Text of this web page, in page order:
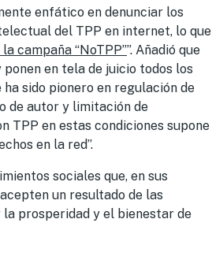
enfático en denunciar los
del TPP en internet, lo que
campaña “NoTPP””. Añadió que
en tela de juicio todos los
sido pionero en regulación de
de autor y limitación de
TPP en estas condiciones supone
en la red”.
sociales que, en sus
un resultado de las
prosperidad y el bienestar de